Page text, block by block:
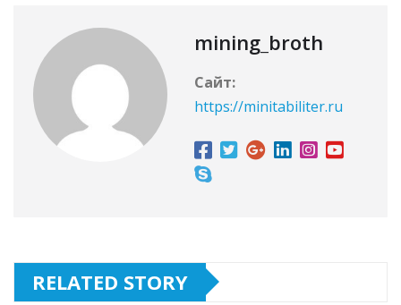
mining_broth
Сайт:
https://minitabiliter.ru
RELATED STORY